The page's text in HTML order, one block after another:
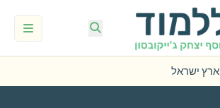
ארץ ישראל